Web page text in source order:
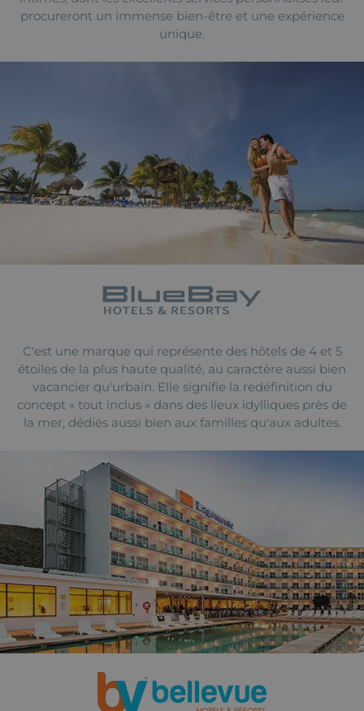
procureront un immense bien-être et une expérience
unique.
C'est une marque qui représente des hôtels de 4 et 5
étoiles de la plus haute qualité, au caractère aussi bien
vacancier qu'urbain. Elle signifie la redéfinition du
concept « tout inclus » dans des lieux idylliques près de
la mer, dédiés aussi bien aux familles qu'aux adultes.